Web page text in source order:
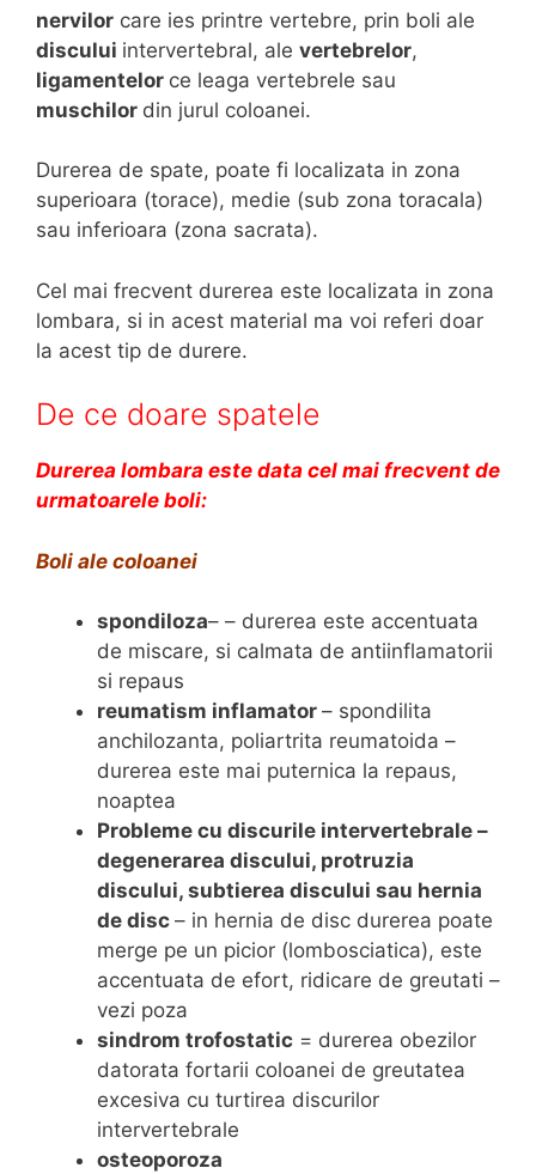
nervilor care ies printre vertebre, prin boli ale
discului intervertebral, ale vertebrelor,
ligamentelor ce leaga vertebrele sau
muschilor din jurul coloanei.
Durerea de spate, poate fi localizata in zona
superioara (torace), medie (sub zona toracala)
sau inferioara (zona sacrata).
Cel mai frecvent durerea este localizata in zona
lombara, si in acest material ma voi referi doar
la acest tip de durere.
De ce doare spatele
Durerea lombara este data cel mai frecvent de
urmatoarele boli:
Boli ale coloanei
spondiloza– – durerea este accentuata
de miscare, si calmata de antiinflamatorii
si repaus
reumatism inflamator – spondilita
anchilozanta, poliartrita reumatoida –
durerea este mai puternica la repaus,
noaptea
Probleme cu discurile intervertebrale –
degenerarea discului, protruzia
discului, subtierea discului sau hernia
de disc – in hernia de disc durerea poate
merge pe un picior (lombosciatica), este
accentuata de efort, ridicare de greutati –
vezi poza
sindrom trofostatic = durerea obezilor
datorata fortarii coloanei de greutatea
excesiva cu turtirea discurilor
intervertebrale
osteoporoza